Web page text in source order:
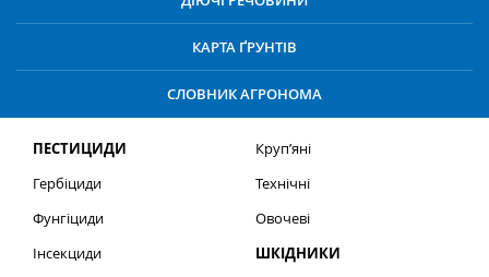
КАРТА ҐРУНТІВ
СЛОВНИК АГРОНОМА
ПЕСТИЦИДИ
Гербіциди
Фунгіциди
Інсекциди
Круп’яні
Технічні
Овочеві
ШКІДНИКИ